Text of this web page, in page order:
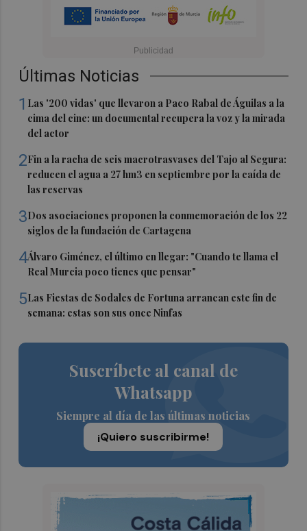
Últimas Noticias
1 Las '200 vidas' que llevaron a Paco Rabal de Águilas a la
cima del cine: un documental recupera la voz y la mirada
del actor
2Fin a la racha de seis macrotrasvases del Tajo al Segura:
reducen el agua a 27 hm3 en septiembre por la caída de
las reservas
3Dos asociaciones proponen la conmemoración de los 22
siglos de la fundación de Cartagena
4Álvaro Giménez, el último en llegar: "Cuando te llama el
Real Murcia poco tienes que pensar"
5Las Fiestas de Sodales de Fortuna arrancan este fin de
semana: estas son sus once Ninfas
Suscríbete al canal de
Whatsapp
Siempre al día de las últimas noticias
¡Quiero suscribirme!